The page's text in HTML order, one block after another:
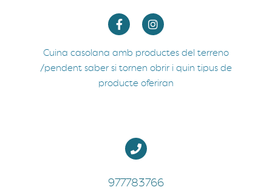
Cuina casolana amb productes del terreno
/pendent saber si tornen obrir i quin tipus de
producte oferiran
977783766